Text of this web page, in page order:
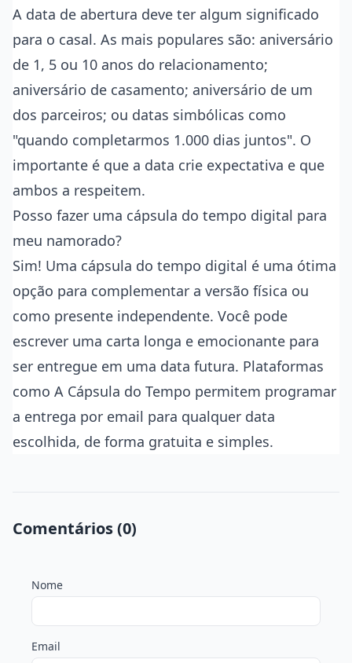
A data de abertura deve ter algum significado
para o casal. As mais populares são: aniversário
de 1, 5 ou 10 anos do relacionamento;
aniversário de casamento; aniversário de um
dos parceiros; ou datas simbólicas como
"quando completarmos 1.000 dias juntos". O
importante é que a data crie expectativa e que
ambos a respeitem.
Posso fazer uma cápsula do tempo digital para
meu namorado?
Sim! Uma cápsula do tempo digital é uma ótima
opção para complementar a versão física ou
como presente independente. Você pode
escrever uma carta longa e emocionante para
ser entregue em uma data futura. Plataformas
como A Cápsula do Tempo permitem programar
a entrega por email para qualquer data
escolhida, de forma gratuita e simples.
Comentários (0)
Nome
Email